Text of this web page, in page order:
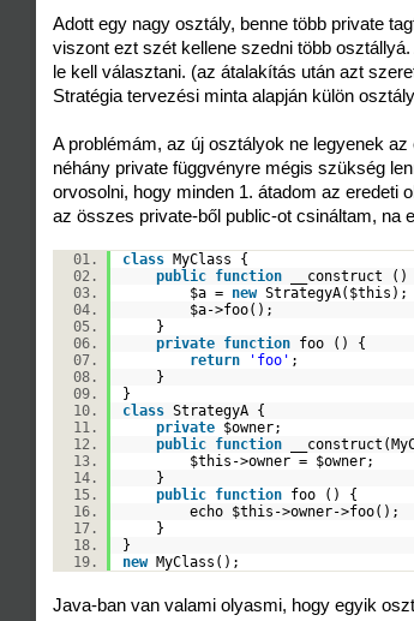
Adott egy nagy osztály, benne több private
viszont ezt szét kellene szedni több
le kell választani. (az átalakítás után azt
Stratégia tervezési minta alapján külön
A problémám, az új osztályok ne legyenek
néhány private függvényre mégis szükség
orvosolni, hogy minden 1. átadom az eredeti
az összes private-ből public-ot csináltam, na
classMyClass {
public
function__construct
$a= newStrategyA( $this
$a->foo();
}
private
functionfoo () {
return
'foo' ;
}
}
classStrategyA {
private
$owner;
public
function
$this ->owner = $owner;
}
public
functionfoo () {
echo
$this ->owner->foo();
}
}
newMyClass();
Java-ban van valami olyasmi, hogy egyik